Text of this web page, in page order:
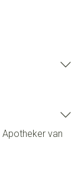
Apotheker van